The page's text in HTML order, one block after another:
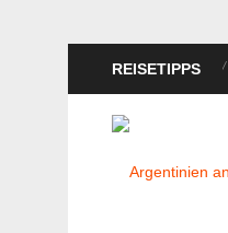
REISETIPPS
Dezember 2025